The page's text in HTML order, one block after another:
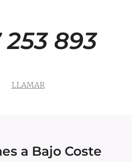
253 893
LLAMAR
a Bajo Coste